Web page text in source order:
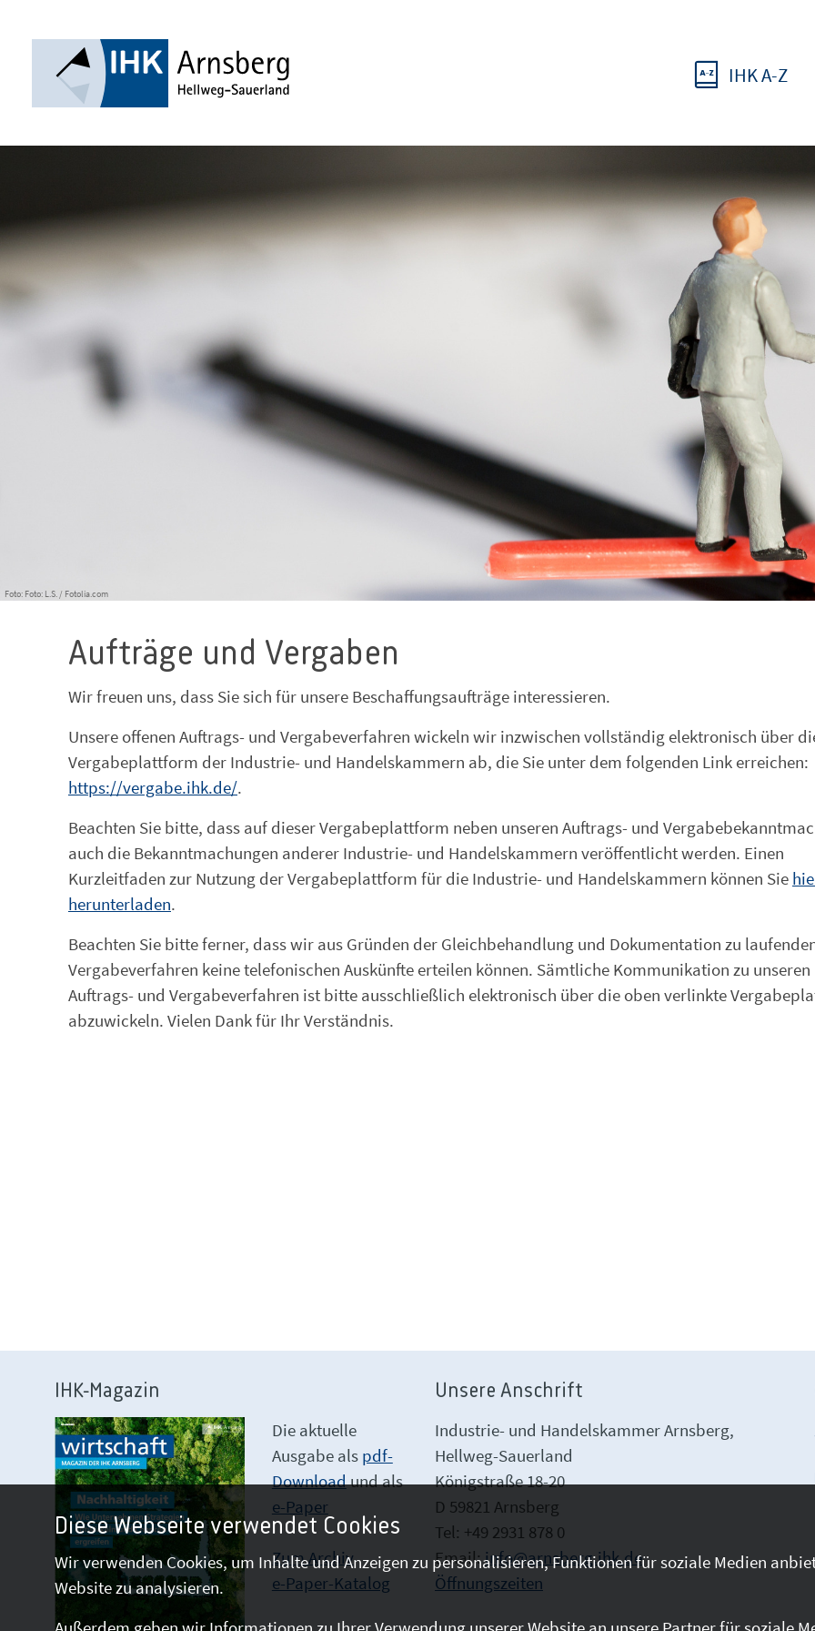
IHK A-Z
Foto: Foto: L.S. / Fotolia.com
Aufträge und Vergaben
Wir freuen uns, dass Sie sich für unsere Beschaffungsaufträge interessieren.
Unsere offenen Auftrags- und Vergabeverfahren wickeln wir inzwischen vollständig elektronisch über
Vergabeplattform der Industrie- und Handelskammern ab, die Sie unter dem folgenden Link erreichen:
https://vergabe.ihk.de/.
Beachten Sie bitte, dass auf dieser Vergabeplattform neben unseren Auftrags- und
auch die Bekanntmachungen anderer Industrie- und Handelskammern veröffentlicht werden. Einen
Kurzleitfaden zur Nutzung der Vergabeplattform für die Industrie- und Handelskammern können Sie
herunterladen.
Beachten Sie bitte ferner, dass wir aus Gründen der Gleichbehandlung und Dokumentation zu
Vergabeverfahren keine telefonischen Auskünfte erteilen können. Sämtliche Kommunikation zu unseren
Auftrags- und Vergabeverfahren ist bitte ausschließlich elektronisch über die oben verlinkte
abzuwickeln. Vielen Dank für Ihr Verständnis.
IHK-Magazin
Die aktuelle
Ausgabe als pdf-
Downloadund als
e-Paper
Zum Archiv
e-Paper-Katalog
Unsere Anschrift
Industrie- und Handelskammer Arnsberg,
Hellweg-Sauerland
Königstraße 18-20
D 59821 Arnsberg
Tel: +49 2931 878 0
Email:info@arnsberg.ihk.de
Öffnungszeiten
Diese Webseite verwendet Cookies
Wir verwenden Cookies, um Inhalte und Anzeigen zu personalisieren, Funktionen für soziale Medien
Website zu analysieren.